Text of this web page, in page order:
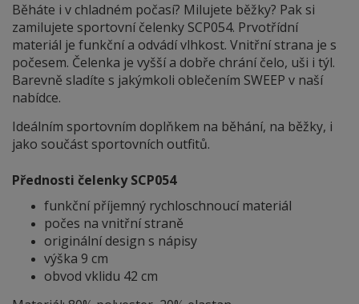
Běháte i v chladném počasí? Milujete běžky? Pak si
zamilujete sportovní čelenky SCP054. Prvotřídní
materiál je funkční a odvádí vlhkost. Vnitřní strana je s
počesem. Čelenka je vyšší a dobře chrání čelo, uši i týl.
Barevně sladíte s jakýmkoli oblečením SWEEP v naší
nabídce.
Ideálním sportovním doplňkem na běhání, na běžky, i
jako součást sportovních outfitů.
Přednosti čelenky SCP054
funkční příjemný rychloschnoucí materiál
počes na vnitřní straně
originální design s nápisy
výška 9 cm
obvod vklidu 42 cm